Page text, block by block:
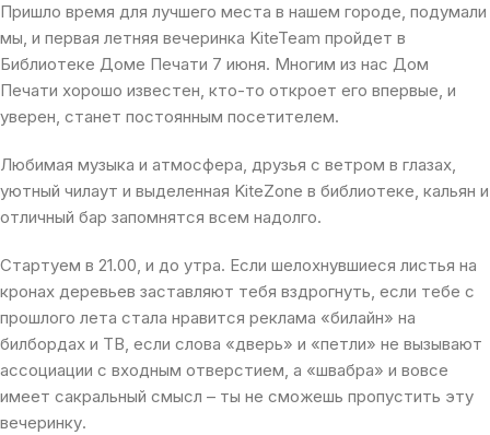
Пришло время для лучшего места в нашем городе, подумали
мы, и первая летняя вечеринка KiteTeam пройдет в
Библиотеке Доме Печати 7 июня. Многим из нас Дом
Печати хорошо известен, кто-то откроет его впервые, и
уверен, станет постоянным посетителем.
Любимая музыка и атмосфера, друзья с ветром в глазах,
уютный чилаут и выделенная KiteZone в библиотеке, кальян и
отличный бар запомнятся всем надолго.
Стартуем в 21.00, и до утра. Если шелохнувшиеся листья на
кронах деревьев заставляют тебя вздрогнуть, если тебе с
прошлого лета стала нравится реклама «билайн» на
билбордах и ТВ, если слова «дверь» и «петли» не вызывают
ассоциации с входным отверстием, а «швабра» и вовсе
имеет сакральный смысл – ты не сможешь пропустить эту
вечеринку.